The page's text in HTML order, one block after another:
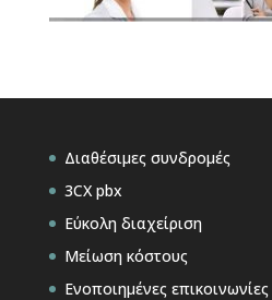
Διαθέσιμες συνδρομές
3CX pbx
Εύκολη διαχείριση
Μείωση κόστους
Ενοποιημένες επικοινωνίες